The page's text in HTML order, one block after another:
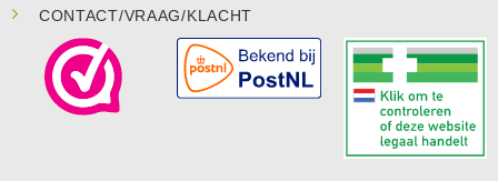
CONTACT/VRAAG/KLACHT